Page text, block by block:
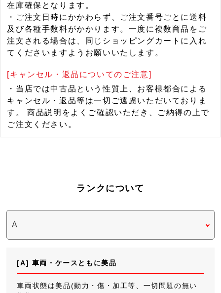
在庫確保となります。
・ご注文日時にかかわらず、ご注文番号ごとに送料
及び各種手数料がかかります。一度に複数商品をご
注文される場合は、同じショッピングカートに入れ
てくださいますようお願いいたします。
[キャンセル・返品についてのご注意]
・当店では中古品という性質上、お客様都合による
キャンセル・返品等は一切ご遠慮いただいておりま
す。 商品説明をよくご確認いただき、ご納得の上で
ご注文ください。
ランクについて
[A] 車両・ケースともに美品
車両状態は美品(動力・傷・加工等、一切問題の無い